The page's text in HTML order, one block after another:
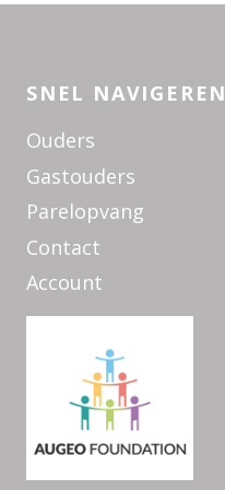
SNEL NAVIGEREN
Ouders
Gastouders
Parelopvang
Contact
Account